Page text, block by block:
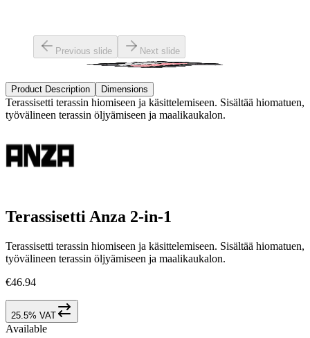
Previous slide Next slide
Product Description Dimensions
Terassisetti terassin hiomiseen ja käsittelemiseen. Sisältää hiomatuen,
työvälineen terassin öljyämiseen ja maalikaukalon.
Terassisetti Anza 2-in-1
Terassisetti terassin hiomiseen ja käsittelemiseen. Sisältää hiomatuen,
työvälineen terassin öljyämiseen ja maalikaukalon.
€46.94
25.5% VAT
Available